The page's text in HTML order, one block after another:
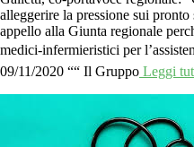
alleggerire la pressione sui
appello alla Giunta regionale
medici-infermieristici per
09/11/2020 ““ Il Gruppo Leggi